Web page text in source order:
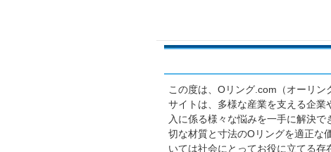
この度は、Oリング.com（オーリ
サイトは、多様な産業を支える企
入に係る様々な悩みを一手に解決
切な材質と寸法のOリングを適正な
いては社会にとってお役に立てる存